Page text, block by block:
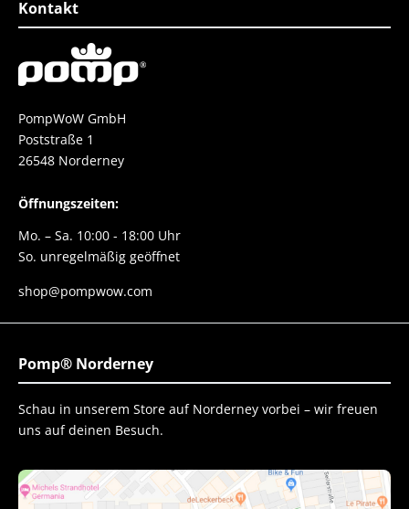
Kontakt
PompWoW GmbH
Poststraße 1
26548 Norderney
Öffnungszeiten:
Mo. – Sa. 10:00 - 18:00 Uhr
So. unregelmäßig geöffnet
shop@pompwow.com
Pomp® Norderney
Schau in unserem Store auf Norderney vorbei – wir freuen
uns auf deinen Besuch.